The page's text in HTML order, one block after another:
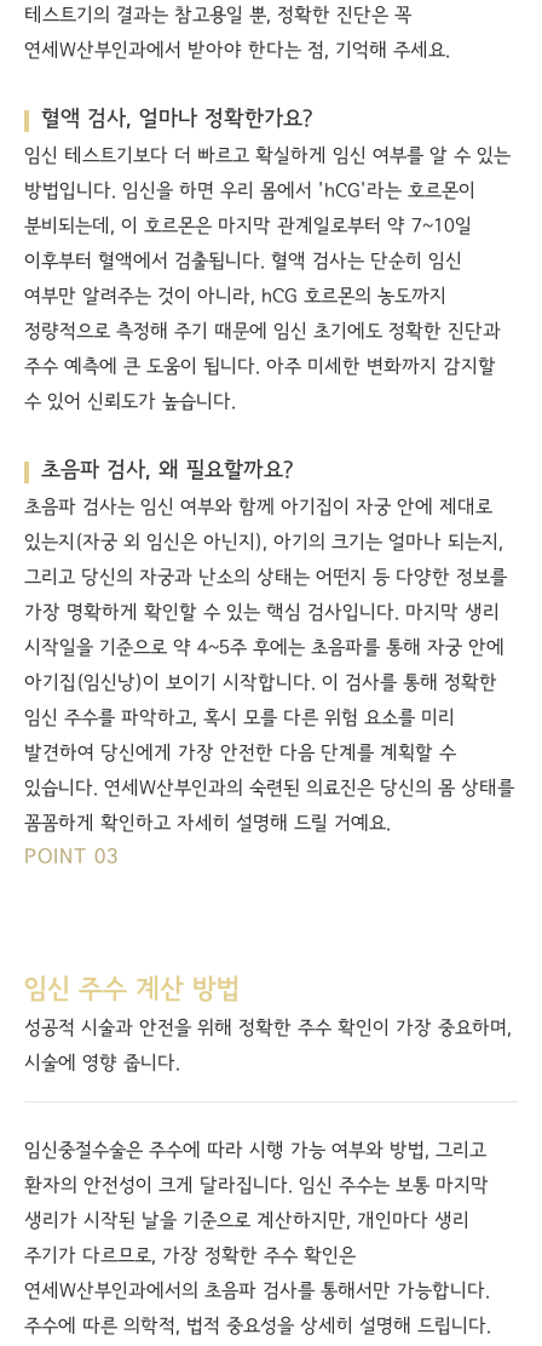
테스트기의 결과는 참고용일 뿐, 정확한 진단은 꼭
연세W산부인과에서 받아야 한다는 점, 기억해 주세요.
혈액 검사, 얼마나 정확한가요?
임신 테스트기보다 더 빠르고 확실하게 임신 여부를 알 수 있는
방법입니다. 임신을 하면 우리 몸에서 'hCG'라는 호르몬이
분비되는데, 이 호르몬은 마지막 관계일로부터 약 7~10일
이후부터 혈액에서 검출됩니다. 혈액 검사는 단순히 임신
여부만 알려주는 것이 아니라, hCG 호르몬의 농도까지
정량적으로 측정해 주기 때문에 임신 초기에도 정확한 진단과
주수 예측에 큰 도움이 됩니다. 아주 미세한 변화까지 감지할
수 있어 신뢰도가 높습니다.
초음파 검사, 왜 필요할까요?
초음파 검사는 임신 여부와 함께 아기집이 자궁 안에 제대로
있는지(자궁 외 임신은 아닌지), 아기의 크기는 얼마나 되는지,
그리고 당신의 자궁과 난소의 상태는 어떤지 등 다양한 정보를
가장 명확하게 확인할 수 있는 핵심 검사입니다. 마지막 생리
시작일을 기준으로 약 4~5주 후에는 초음파를 통해 자궁 안에
아기집(임신낭)이 보이기 시작합니다. 이 검사를 통해 정확한
임신 주수를 파악하고, 혹시 모를 다른 위험 요소를 미리
발견하여 당신에게 가장 안전한 다음 단계를 계획할 수
있습니다. 연세W산부인과의 숙련된 의료진은 당신의 몸 상태를
꼼꼼하게 확인하고 자세히 설명해 드릴 거예요.
POINT 03
임신 주수 계산 방법
성공적 시술과 안전을 위해 정확한 주수 확인이 가장 중요하며,
시술에 영향 줍니다.
임신중절수술은 주수에 따라 시행 가능 여부와 방법, 그리고
환자의 안전성이 크게 달라집니다. 임신 주수는 보통 마지막
생리가 시작된 날을 기준으로 계산하지만, 개인마다 생리
주기가 다르므로, 가장 정확한 주수 확인은
연세W산부인과에서의 초음파 검사를 통해서만 가능합니다.
주수에 따른 의학적, 법적 중요성을 상세히 설명해 드립니다.